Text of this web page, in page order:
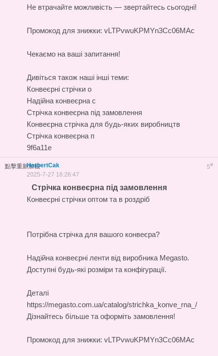
Не втрачайте можливість — звертайтесь сьогодні!
Промокод для знижки: vLTPvwuKPMYn3Cc06MAc
Чекаємо на ваші запитання!
Дивіться також наші інші теми:
Конвеєрні стрічки о
Надійна конвеєрна с
Стрічка конвеєрна під замовлення
Конвеєрна стрічка для будь-яких виробництв
Стрічка конвеєрна п
9f6a11e
點擊重新加載 5#
HerbertCak
2025-7-27 16:26:47
Стрічка конвеєрна під замовлення
Конвеєрні стрічки оптом та в роздріб
Потрібна стрічка для вашого конвеєра?
Надійна конвеєрні ленти від виробника Megasto.
Доступні будь-які розміри та конфігурації.
Деталі
https://megasto.com.ua/catalog/strichka_konve_rna_/
Дізнайтесь більше та оформіть замовлення!
Промокод для знижки: vLTPvwuKPMYn3Cc06MAc